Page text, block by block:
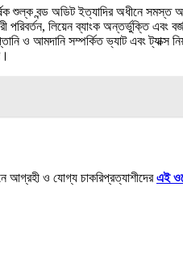
শুল্ক বন্ড অডিট ইত্যাদির অধীনে সমস্ত
পরিবর্তন, লিয়েন ব্যাংক অন্তর্ভুক্তি এবং
ও আমদানি সম্পর্কিত ভ্যাট এবং ট্যাক্স
আগ্রহী ও যোগ্য চাকরিপ্রত্যাশীদেরএই